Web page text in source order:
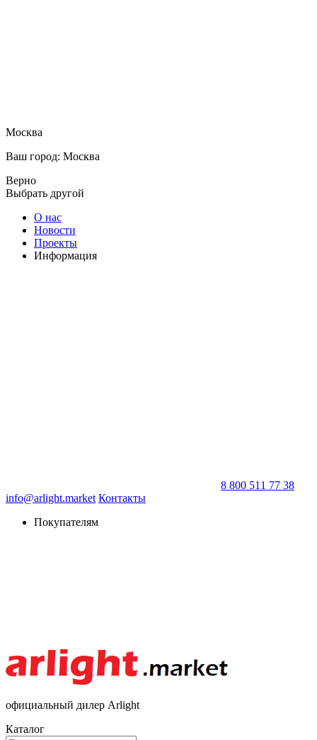
Москва
Ваш город: Москва
Верно
Выбрать другой
О нас
Новости
Проекты
Информация
8 800 511 77 38
info@arlight.market Контакты
Покупателям
официальный дилер Arlight
Каталог